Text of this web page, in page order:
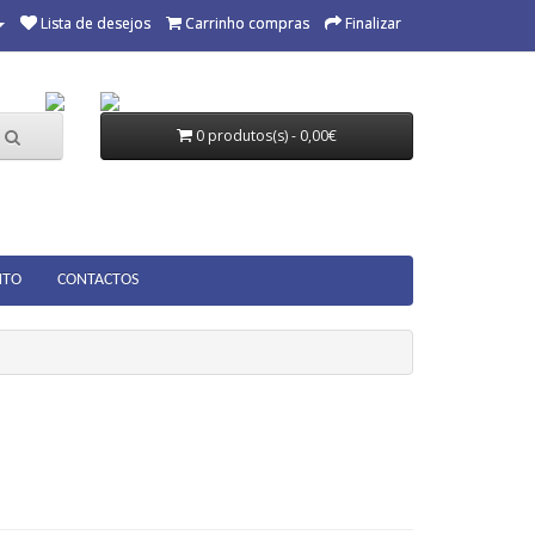
Lista de desejos Carrinho compras Finalizar
0 produtos(s) - 0,00€
CONTACTOS